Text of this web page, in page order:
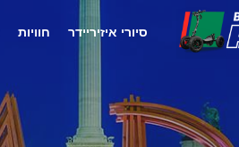
סיורי איזיריידר חוויות